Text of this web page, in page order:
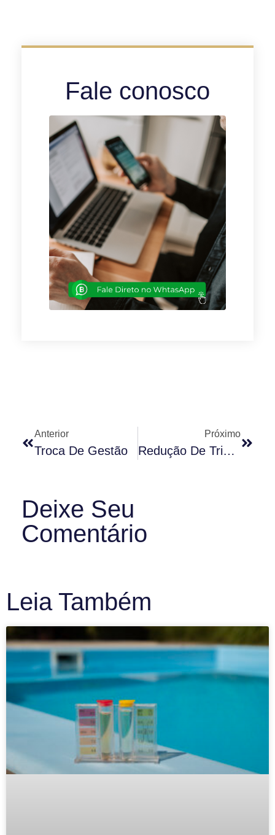
Fale conosco
Anterior
Troca De Gestão
Próximo
Redução De Tributos E Outras Vantagens Do Simples
Deixe Seu
Comentário
Leia Também